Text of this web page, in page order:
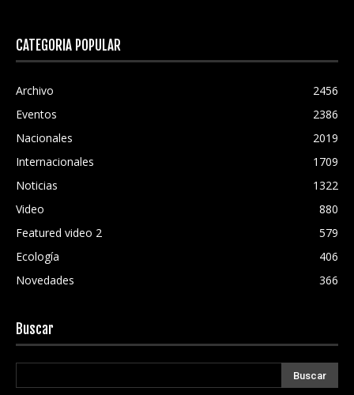
CATEGORÍA POPULAR
Archivo
2456
Eventos
2386
Nacionales
2019
Internacionales
1709
Noticias
1322
Video
880
Featured video 2
579
Ecología
406
Novedades
366
Buscar